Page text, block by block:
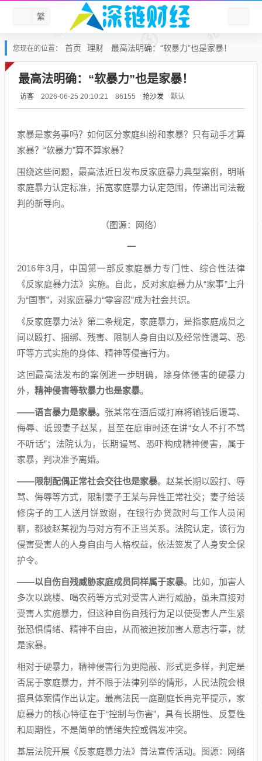
繁
您现在的位置： 首页 理财 最高法明确：“软暴力”也是家暴！
最高法明确：“软暴力”也是家暴！
访客 2026-06-25 20:10:21 86155 抢沙发 默认
家暴是家务事吗？如何区分家庭纠纷和家暴？只有动手才算
家暴？“软暴力”算不算家暴？
围绕这些问题，最高法近日发布反家庭暴力典型案例，明晰
家庭暴力认定标准，拓宽家庭暴力认定范围，传递出司法裁
判的新导向。
（图源：网络）
一
2016年3月，中国第一部反家庭暴力专门性、综合性法律
《反家庭暴力法》实施。自此，反对家庭暴力从“家事”上升
为“国事”，对家庭暴力“零容忍”成为社会共识。
《反家庭暴力法》第二条规定，家庭暴力，是指家庭成员之
间以殴打、捆绑、残害、限制人身自由以及经常性谩骂、恐
吓等方式实施的身体、精神等侵害行为。
这回最高法发布的案例进一步明确，除身体侵害的硬暴力
外， 精神侵害等软暴力也是家暴。
——语言暴力是家暴。 张某常在酒后或打麻将输钱后谩骂、
侮辱、诋毁妻子赵某，甚至在庭审时还在讲“女人不打不骂
不听话”；法院认为，长期谩骂、恐吓构成精神侵害，属于
家暴，判决准予离婚。
——限制配偶正常社会交往也是家暴。赵某长期以殴打、辱
骂、侮辱等方式，限制妻子王某与异性正常社交；妻子给装
修房子的工人送月饼致谢，在银行办贷款时与工作人员闲
聊，都被赵某视为与对方有不正当关系。法院认定，该行为
侵害受害人的人身自由与人格权益，依法签发了人身安全保
护令。
——以自伤自残威胁家庭成员同样属于家暴。比如，加害人
多次以跳楼、喝农药等方式对受害人进行威胁，虽未直接对
受害人实施暴力，但这种自伤自残行为足以使受害人产生紧
张恐惧情绪、精神不自由，从而被迫按加害人意志行事，就
是家暴。
相对于硬暴力，精神侵害行为更隐蔽、形式更多样，判定是
否属于家庭暴力，并不限于法律列举的情形，人民法院会根
据具体案情作出认定。最高法民一庭副庭长冉克平提示，家
庭暴力的核心特征在于“控制与伤害”，具有长期性、反复性
和周期性，不是简单的情绪失控或偶发冲突。
基层法院开展《反家庭暴力法》普法宣传活动。图源：网络